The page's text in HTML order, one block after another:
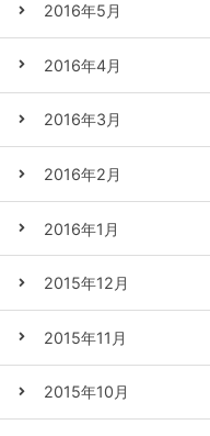
2016年5月
2016年4月
2016年3月
2016年2月
2016年1月
2015年12月
2015年11月
2015年10月